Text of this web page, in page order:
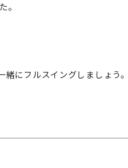
。
にフルスイングしましょう。